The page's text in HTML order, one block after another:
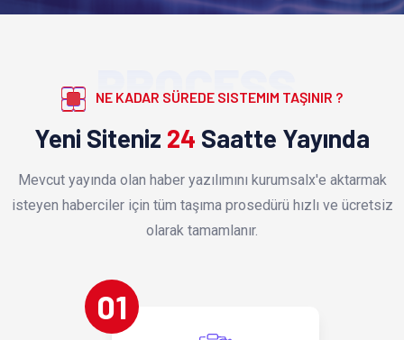
PROCESS
NE KADAR SÜREDE SISTEMIM TAŞINIR ?
Yeni Siteniz 24 Saatte Yayında
Mevcut yayında olan haber yazılımını kurumsalx'e aktarmak
isteyen haberciler için tüm taşıma prosedürü hızlı ve ücretsiz
olarak tamamlanır.
01